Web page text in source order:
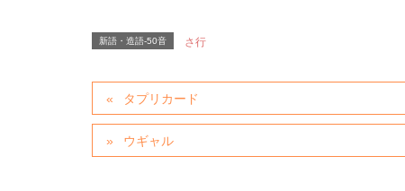
新語・造語-50音 さ行
タプリカード
ウギャル